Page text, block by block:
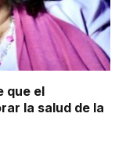
que el
la salud de la